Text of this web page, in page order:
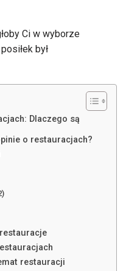
Ci w wyborze
był
Dlaczego są
o restauracjach?
restauracji